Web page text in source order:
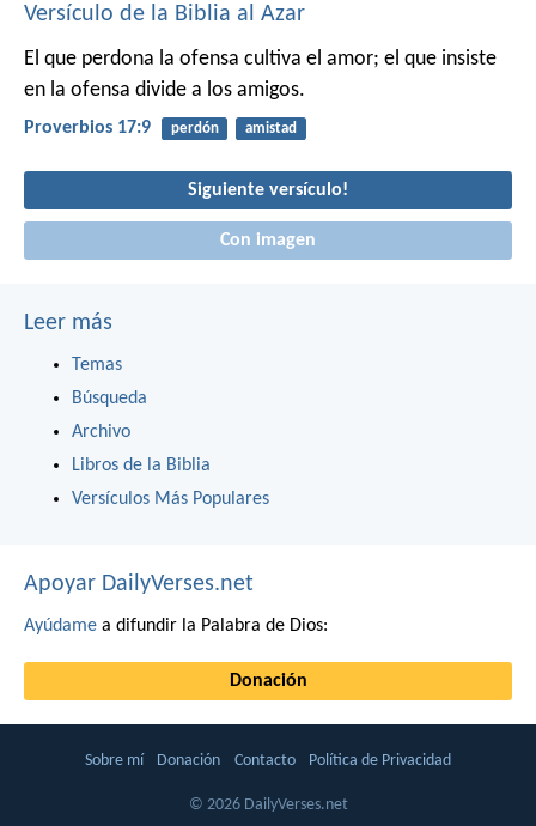
Versículo de la Biblia al Azar
El que perdona la ofensa cultiva el amor; el que insiste
en la ofensa divide a los amigos.
Proverbios 17:9 perdón amistad
Siguiente versículo!
Con imagen
Leer más
Temas
Búsqueda
Archivo
Libros de la Biblia
Versículos Más Populares
Apoyar DailyVerses.net
Ayúdame a difundir la Palabra de Dios:
Donación
Sobre mí Donación Contacto Política de Privacidad
© 2026 DailyVerses.net